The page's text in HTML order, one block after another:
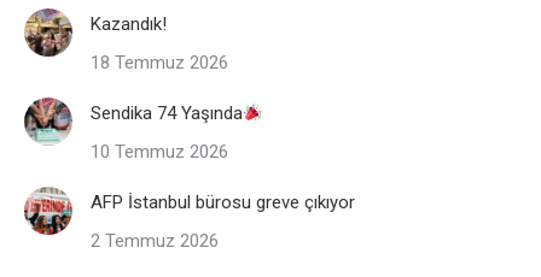
Kazandık!
18 Temmuz 2026
Sendika 74 Yaşında
10 Temmuz 2026
AFP İstanbul bürosu greve çıkıyor
2 Temmuz 2026